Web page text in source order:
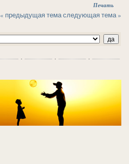
Печать
« предыдущая темаследующая тема »